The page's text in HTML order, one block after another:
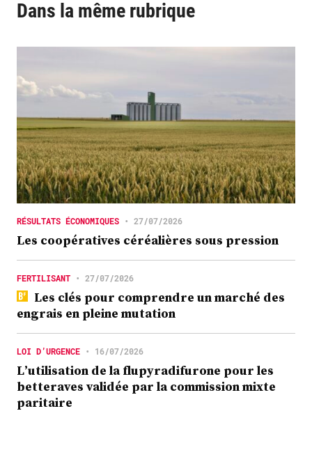
Dans la même rubrique
RÉSULTATS ÉCONOMIQUES • 27/07/2026
Les coopératives céréalières sous pression
FERTILISANT • 27/07/2026
Les clés pour comprendre un marché des
engrais en pleine mutation
LOI D’URGENCE • 16/07/2026
L’utilisation de la flupyradifurone pour les
betteraves validée par la commission mixte
paritaire